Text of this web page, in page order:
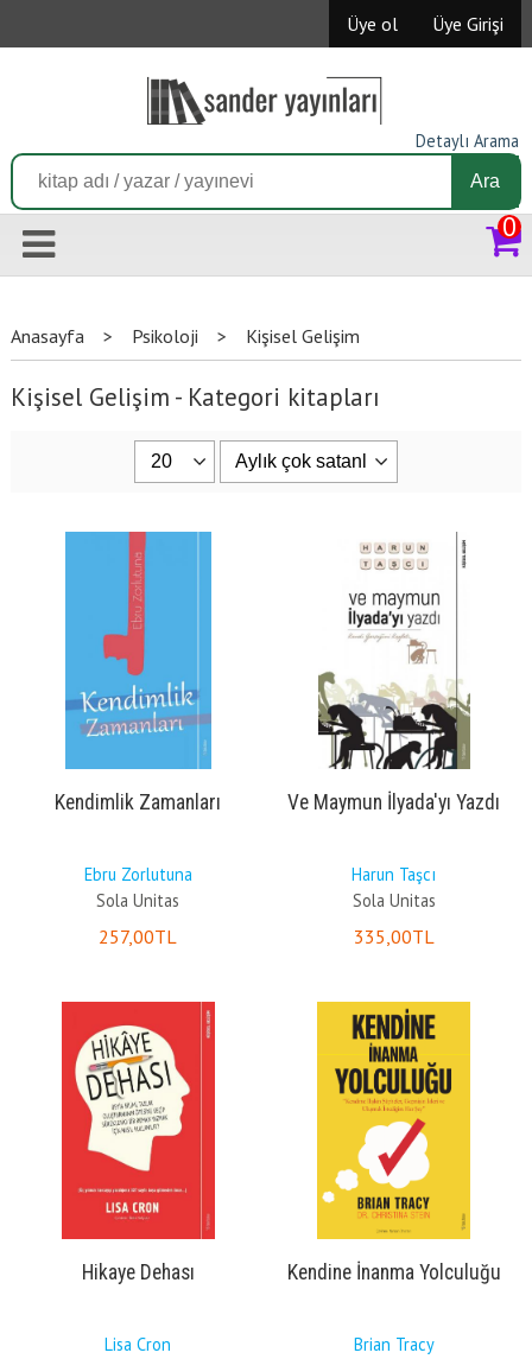
Üye ol Üye Girişi
Ara
Detaylı Arama
0
Anasayfa > Psikoloji > Kişisel Gelişim
Kişisel Gelişim - Kategori kitapları
Kendimlik Zamanları
Ebru Zorlutuna
Sola Unitas
257,00TL
Ve Maymun İlyada'yı Yazdı
Harun Taşcı
Sola Unitas
335 ,00TL
Hikaye Dehası
Lisa Cron
Kendine İnanma Yolculuğu
Brian Tracy